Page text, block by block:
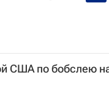
США по бобслею